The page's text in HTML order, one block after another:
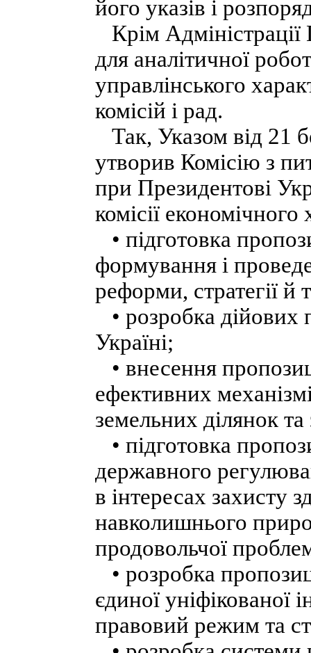
його указів і
Крім
для аналітичної
управлінського
комісій і рад.
Так, Указом від 21
утворив Комісію з
при Президентові
комісії економічного
• підготовка
формування і
реформи, стратегії й
• розробка дійових
Україні;
• внесення
ефективних
земельних ділянок
• підготовка
державного
в інтересах захисту
навколишнього
продовольчої
• розробка
єдиної уніфікованої
правовий режим та